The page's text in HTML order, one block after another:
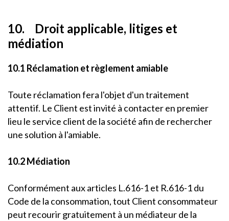
10. Droit applicable, litiges et
médiation
10.1 Réclamation et règlement amiable
Toute réclamation fera l'objet d'un traitement
attentif. Le Client est invité à contacter en premier
lieu le service client de la société afin de rechercher
une solution à l'amiable.
10.2 Médiation
Conformément aux articles L.616-1 et R.616-1 du
Code de la consommation, tout Client consommateur
peut recourir gratuitement à un médiateur de la